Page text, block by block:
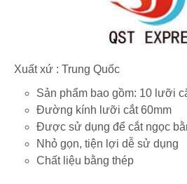
Xuất xứ : Trung Quốc
Sản phẩm bao gồm: 10 lưỡi
Đường kính lưỡi cắt 60mm
Được sử dụng để cắt ngọc
Nhỏ gọn, tiện lợi dễ sử dụng
Chất liệu bằng thép